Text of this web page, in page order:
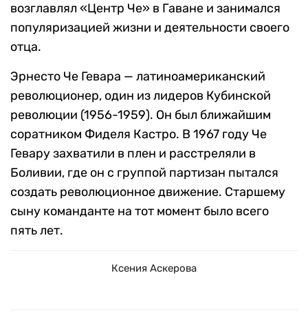
возглавлял «Центр Че» в Гаване и занимался
популяризацией жизни и деятельности своего
отца.
Эрнесто Че Гевара — латиноамериканский
революционер, один из лидеров Кубинской
революции (1956-1959). Он был ближайшим
соратником Фиделя Кастро. В 1967 году Че
Гевару захватили в плен и расстреляли в
Боливии, где он с группой партизан пытался
создать революционное движение. Старшему
сыну команданте на тот момент было всего
пять лет.
Ксения Аскерова